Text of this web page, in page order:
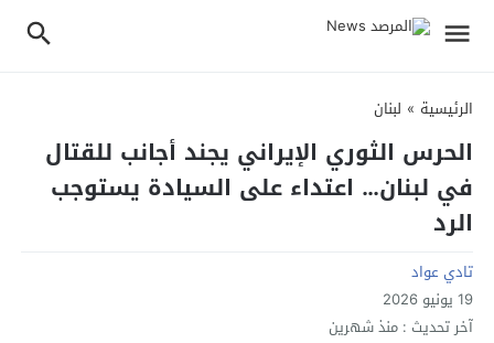
الرئيسية » لبنان
الحرس الثوري الإيراني يجند أجانب للقتال
في لبنان… اعتداء على السيادة يستوجب
الرد
تادي عواد
19 يونيو 2026
آخر تحديث : منذ شهرين